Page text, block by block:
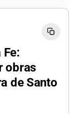
obras
de Santo